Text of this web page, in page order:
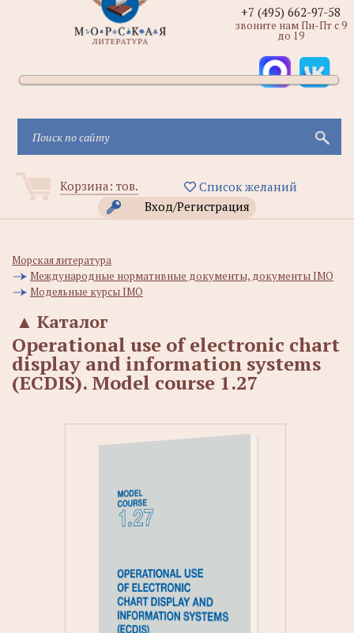
Корзина: тов.
Список желаний
Вход/Регистрация
+7 (495) 662-97-58
звоните нам Пн-Пт с 9
до 19
Морская литература
Международные нормативные документы, документы IMO
Модельные курсы IMO
Каталог
▲
Operational use of electronic chart
display and information systems
(ECDIS). Model course 1.27